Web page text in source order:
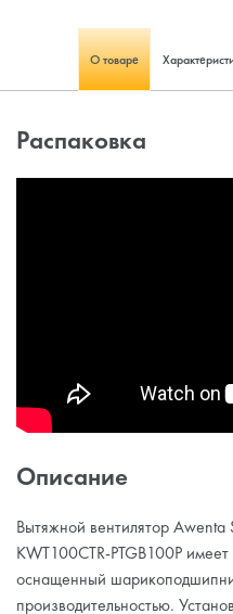
О товаре
Распаковка
Описание
Вытяжной вентилятор
KWT100CTR-PTGB100P
оснащенный
производительностью.